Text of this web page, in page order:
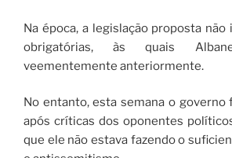
Na época, a legislação proposta não
obrigatórias, às quais
veementemente anteriormente.
No entanto, esta semana o governo
após críticas dos oponentes
que ele não estava fazendo o